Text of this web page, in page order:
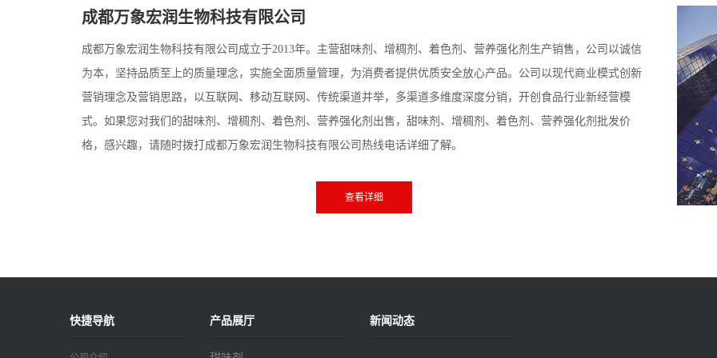
成都万象宏润生物科技有限公司
成都万象宏润生物科技有限公司成立于2013年。主营甜味剂、增稠剂、着色剂、营养强化剂生产销售，公司以诚信
为本，坚持品质至上的质量理念，实施全面质量管理，为消费者提供优质安全放心产品。公司以现代商业模式创新
营销理念及营销思路，以互联网、移动互联网、传统渠道并举，多渠道多维度深度分销，开创食品行业新经营模
式。如果您对我们的甜味剂、增稠剂、着色剂、营养强化剂出售，甜味剂、增稠剂、着色剂、营养强化剂批发价
格，感兴趣，请随时拨打成都万象宏润生物科技有限公司热线电话详细了解。
查看详细
快捷导航 产品展厅 新闻动态